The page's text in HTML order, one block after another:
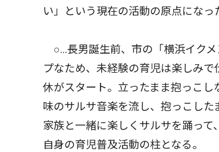
い」という現在の活動の原点になっ
○…長男誕生前、市の「横浜イクメ
プなため、未経験の育児は楽しみ
休がスタート。立ったまま抱っこ
味のサルサ音楽を流し、抱っこし
家族と一緒に楽しくサルサを踊っ
自身の育児普及活動の柱となる。